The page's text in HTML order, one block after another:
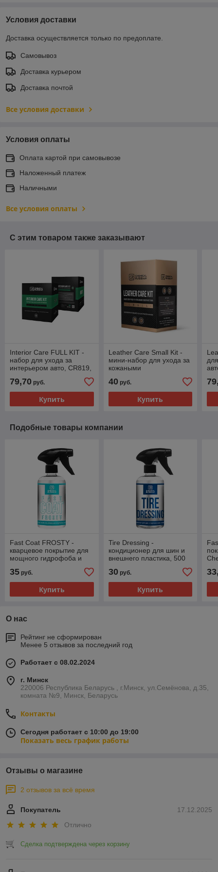
Условия доставки
Доставка осуществляется только по предоплате.
Самовывоз
Доставка курьером
Доставка почтой
Все условия доставки
Условия оплаты
Оплата картой при самовывозе
Наложенный платеж
Наличными
Все условия оплаты
С этим товаром также заказывают
Interior Care FULL KIT -
набор для ухода за
интерьером авто, CR819,
79,70 руб.
Купить
Leather Care Small Kit -
мини-набор для ухода за
кожаными
поверхностями, CR527,
Chemical Russian
40руб.
Купить
Подобные товары компании
Fast Coat FROSTY -
кварцевое покрытие для
мощного гидрофоба и
Chemical Russian
35 руб.
Купить
Tire Dressing -
кондиционер для шин и
внешнего пластика, 500
Russian
30руб.
Купить
О нас
Рейтинг не сформирован
Менее 5 отзывов за последний год
Работает с 08.02.2024
г. Минск
220006 Республика Беларусь , г.Минск, ул.Семёнова, д.35,
комната №9, Минск, Беларусь
Контакты
Сегодня работает с 10:00 до 19:00
Показать весь график работы
Отзывы о магазине
2 отзывов за всё время
17.12.2025
Покупатель
Отлично
Сделка подтверждена через корзину